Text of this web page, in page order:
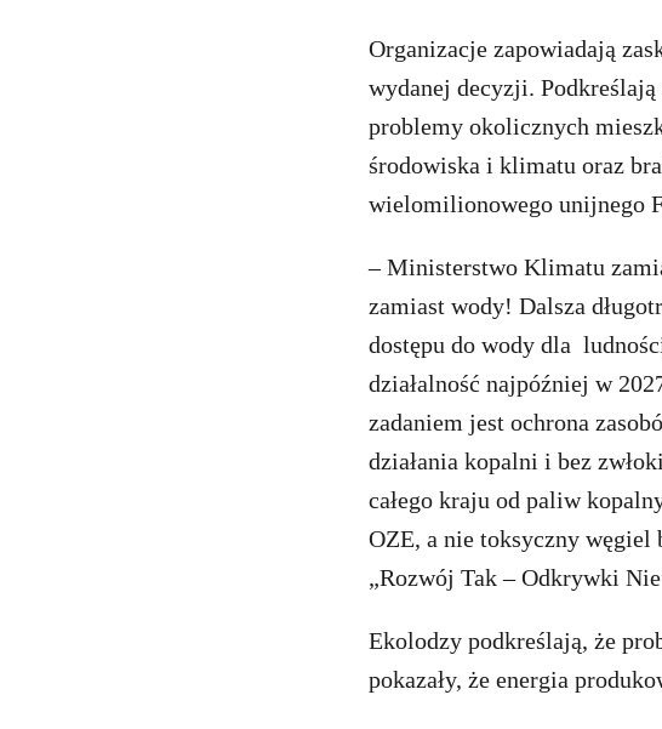
Organizacje zapowiadają
wydanej decyzji.
problemy okolicznych
środowiska i klimatu oraz
wielomilionowego unijnego
– Ministerstwo Klimatu
zamiast wody! Dalsza
dostępu do wody dla
działalność najpóźniej w
zadaniem jest ochrona
działania kopalni i bez
całego kraju od paliw
OZE, a nie toksyczny węgiel
„Rozwój Tak – Odkrywki
Ekolodzy podkreślają, że
pokazały, że energia